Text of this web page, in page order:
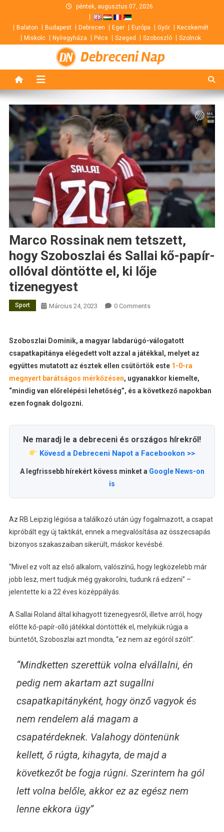
content
péntek, augusztus 07, 2026
Balaton Budapest Debrecen Eger Európa Győr
Kecskemét
Miskolc
Nyíregyháza Pécs Szeged Szoboszló Szolnok
Debreceni Nap
Marco Rossinak nem tetszett,
hogy Szoboszlai és Sallai kő-papír-
ollóval döntötte el, ki lője
tizenegyest
Sport Március 24, 2023 0 Comments
Szoboszlai Dominik, a magyar labdarúgó-válogatott
csapatkapitánya elégedett volt azzal a játékkal, melyet az
együttes mutatott az észtek ellen csütörtök este 1-0-ra
megnyert barátságos mérkőzésen, ugyanakkor kiemelte,
“mindig van előrelépési lehetőség”, és a következő napokban
ezen fognak dolgozni.
Ne maradj le a debreceni és országos hírekről!
Kövesd a Debreceni Napot a Facebookon >>
A legfrissebb hírekért kövess minket a Google News-on
is
Az RB Leipzig légiósa a találkozó után úgy fogalmazott, a csapat
kipróbált egy új taktikát, ennek a megvalósítása az összecsapás
bizonyos szakaszaiban sikerült, máskor kevésbé.
“Mivel ez volt az első alkalom, valószínű, hogy legközelebb már
jobb lesz, mert tudjuk még gyakorolni, tudunk rá edzeni” –
jelentette ki a 22 éves középpályás.
A Sallai Roland által kihagyott tizenegyesről, illetve arról, hogy
előtte kő-papír-olló játékkal döntötték el, melyikük rúgja a
büntetőt, Szoboszlai azt mondta, “ez nem az egóról szólt”.
“Mindketten szerettük volna elvállalni, én
pedig nem akartam azt sugallni
csapatkapitányként, hogy önző vagyok és
nem rendelem alá magam a
csapatérdeknek. Valahogy döntenünk
kellett, ő rúgta, kihagyta, de majd a
következőt be fogja rúgni. Szerintem ha gól
lett volna belőle, akkor ez az egész nem
lenne ekkora ügy”